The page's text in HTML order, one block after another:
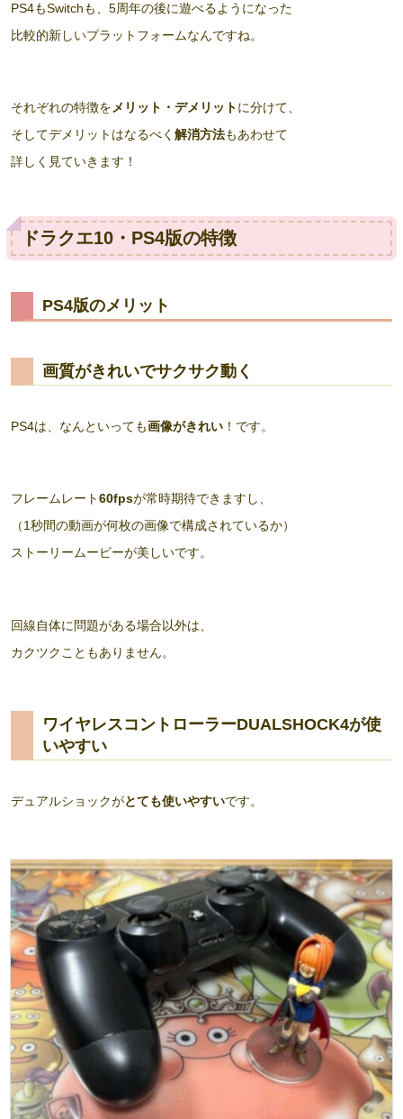
PS4もSwitchも、5周年の後に遊べるようになった
比較的新しいプラットフォームなんですね。
それぞれの特徴をメリット・デメリットに分けて、
そしてデメリットはなるべく 解消方法もあわせて
詳しく見ていきます！
ドラクエ10・PS4版の特徴
PS4版のメリット
画質がきれいでサクサク動く
PS4は、なんといっても画像がきれい ！です。
フレームレート60fpsが常時期待できますし、
（1秒間の動画が何枚の画像で構成されているか）
ストーリームービーが美しいです。
回線自体に問題がある場合以外は、
カクツクこともありません。
ワイヤレスコントローラーDUALSHOCK4が使
いやすい
デュアルショックがとても使いやすいです。